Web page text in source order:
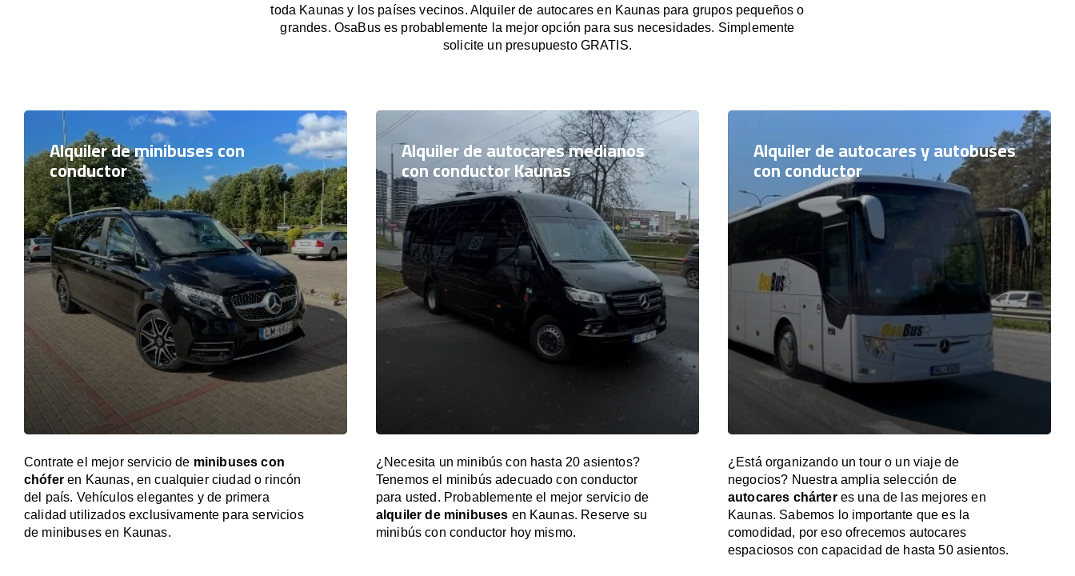
toda Kaunas y los países vecinos. Alquiler de autocares en Kaunas para grupos pequeños o
grandes. OsaBus es probablemente la mejor opción para sus necesidades. Simplemente
solicite un presupuesto GRATIS.
Alquiler de minibuses con
conductor
Contrate el mejor servicio de minibuses con
chóferen Kaunas, en cualquier ciudad o rincón
del país. Vehículos elegantes y de primera
calidad utilizados exclusivamente para servicios
de minibuses en Kaunas.
Alquiler de autocares medianos
con conductor Kaunas
¿Necesita un minibús con hasta 20 asientos?
Tenemos el minibús adecuado con conductor
para usted. Probablemente el mejor servicio de
alquiler de minibuses en Kaunas. Reserve su
minibús con conductor hoy mismo.
Alquiler de autocares y autobuses
con conductor
¿Está organizando un tour o un viaje de
negocios? Nuestra amplia selección de
autocares chárteres una de las mejores en
Kaunas. Sabemos lo importante que es la
comodidad, por eso ofrecemos autocares
espaciosos con capacidad de hasta 50 asientos.